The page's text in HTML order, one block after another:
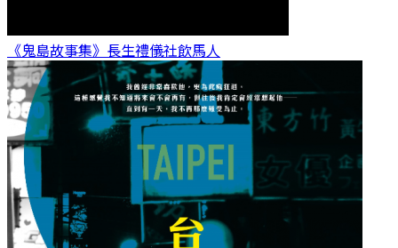
《鬼島故事集》長生禮儀社飲馬人